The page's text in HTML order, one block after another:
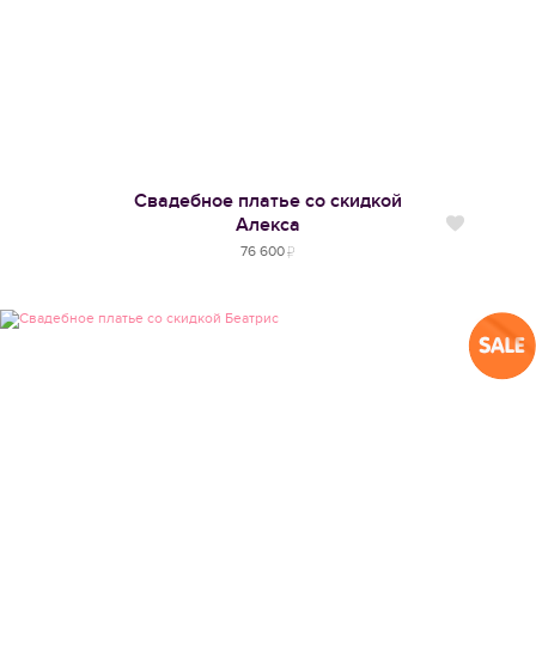
Свадебное платье со скидкой
Алекса
76 600